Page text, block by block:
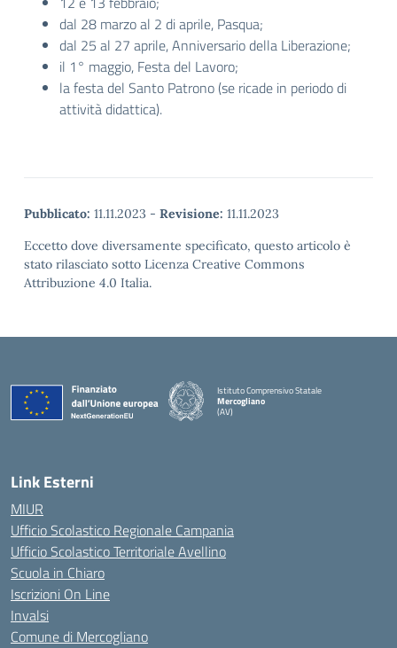
dal 28 marzo al 2 di aprile, Pasqua;
dal 25 al 27 aprile, Anniversario della Liberazione;
il 1° maggio, Festa del Lavoro;
la festa del Santo Patrono (se ricade in periodo di
attività didattica).
Pubblicato: 11.11.2023 - Revisione: 11.11.2023
Eccetto dove diversamente specificato, questo articolo è
stato rilasciato sotto Licenza Creative Commons
Attribuzione 4.0 Italia.
Istituto Comprensivo Statale
Mercogliano
(AV)
Link Esterni
MIUR
Ufficio Scolastico Regionale Campania
Ufficio Scolastico Territoriale Avellino
Scuola in Chiaro
Iscrizioni On Line
Invalsi
Comune di Mercogliano